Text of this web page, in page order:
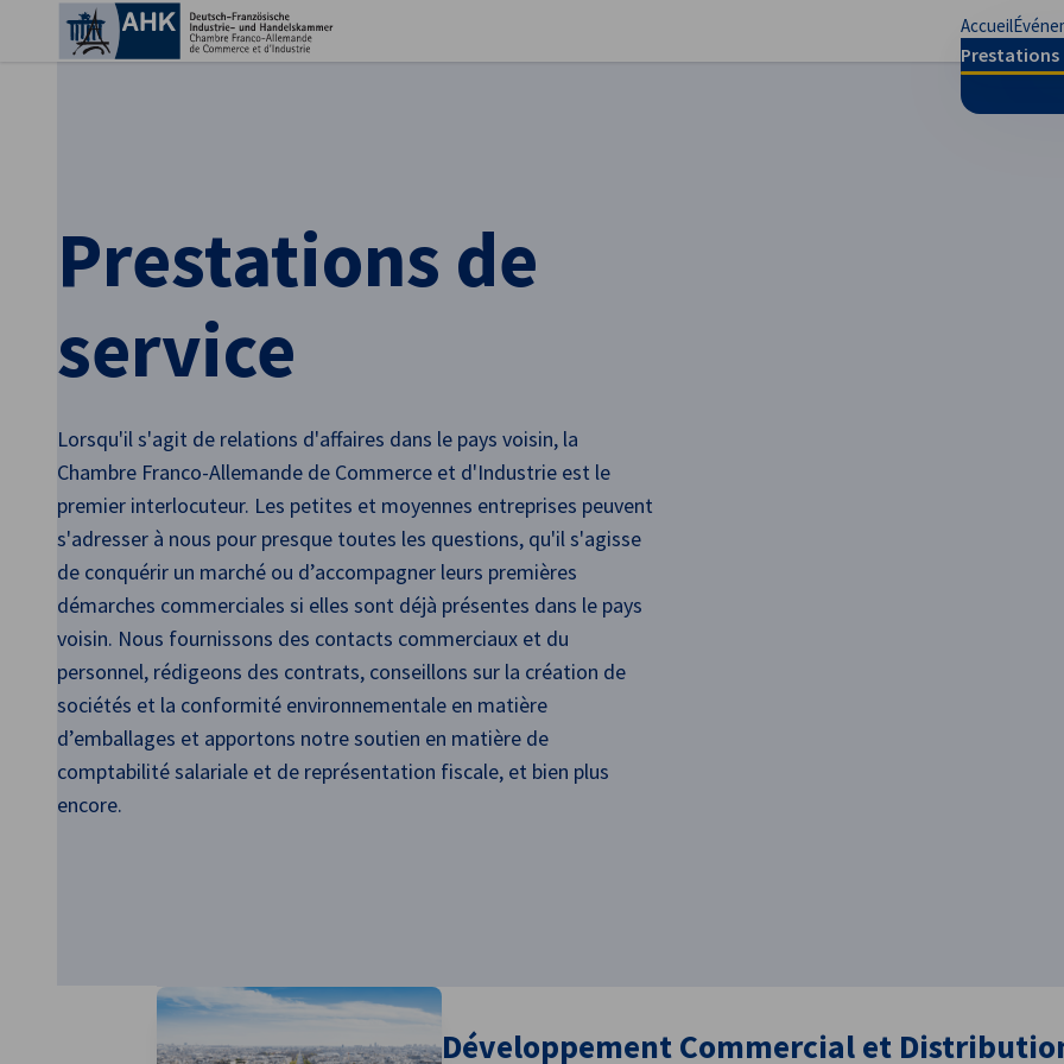
Accueil
Prestations
France
Prestations de
service
Lorsqu'il s'agit de relations d'affaires dans le pays voisin, la
Chambre Franco-Allemande de Commerce et d'Industrie est le
premier interlocuteur. Les petites et moyennes entreprises peuvent
s'adresser à nous pour presque toutes les questions, qu'il s'agisse
de conquérir un marché ou d’accompagner leurs premières
démarches commerciales si elles sont déjà présentes dans le pays
voisin. Nous fournissons des contacts commerciaux et du
personnel, rédigeons des contrats, conseillons sur la création de
sociétés et la conformité environnementale en matière
d’emballages et apportons notre soutien en matière de
comptabilité salariale et de représentation fiscale, et bien plus
encore.
Développement Commercial et